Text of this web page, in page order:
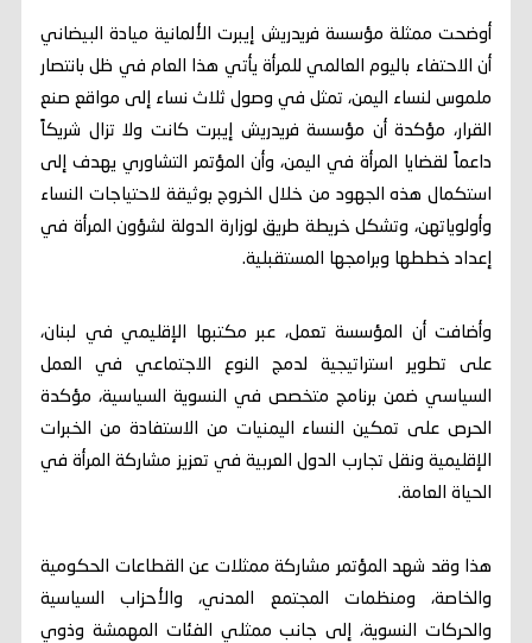
أوضحت ممثلة مؤسسة فريدريش إيبرت الألمانية ميادة البيضاني
أن الاحتفاء باليوم العالمي للمرأة يأتي هذا العام في ظل بانتصار
ملموس لنساء اليمن، تمثل في وصول ثلاث نساء إلى مواقع صنع
القرار، مؤكدة أن مؤسسة فريدريش إيبرت كانت ولا تزال شريكاً
داعماً لقضايا المرأة في اليمن، وأن المؤتمر التشاوري يهدف إلى
استكمال هذه الجهود من خلال الخروج بوثيقة لاحتياجات النساء
وأولوياتهن، وتشكل خريطة طريق لوزارة الدولة لشؤون المرأة في
إعداد خططها وبرامجها المستقبلية.
وأضافت أن المؤسسة تعمل، عبر مكتبها الإقليمي في لبنان،
على تطوير استراتيجية لدمج النوع الاجتماعي في العمل
السياسي ضمن برنامج متخصص في النسوية السياسية، مؤكدة
الحرص على تمكين النساء اليمنيات من الاستفادة من الخبرات
الإقليمية ونقل تجارب الدول العربية في تعزيز مشاركة المرأة في
الحياة العامة.
هذا وقد شهد المؤتمر مشاركة ممثلات عن القطاعات الحكومية
والخاصة، ومنظمات المجتمع المدني، والأحزاب السياسية
والحركات النسوية، إلى جانب ممثلي الفئات المهمشة وذوي